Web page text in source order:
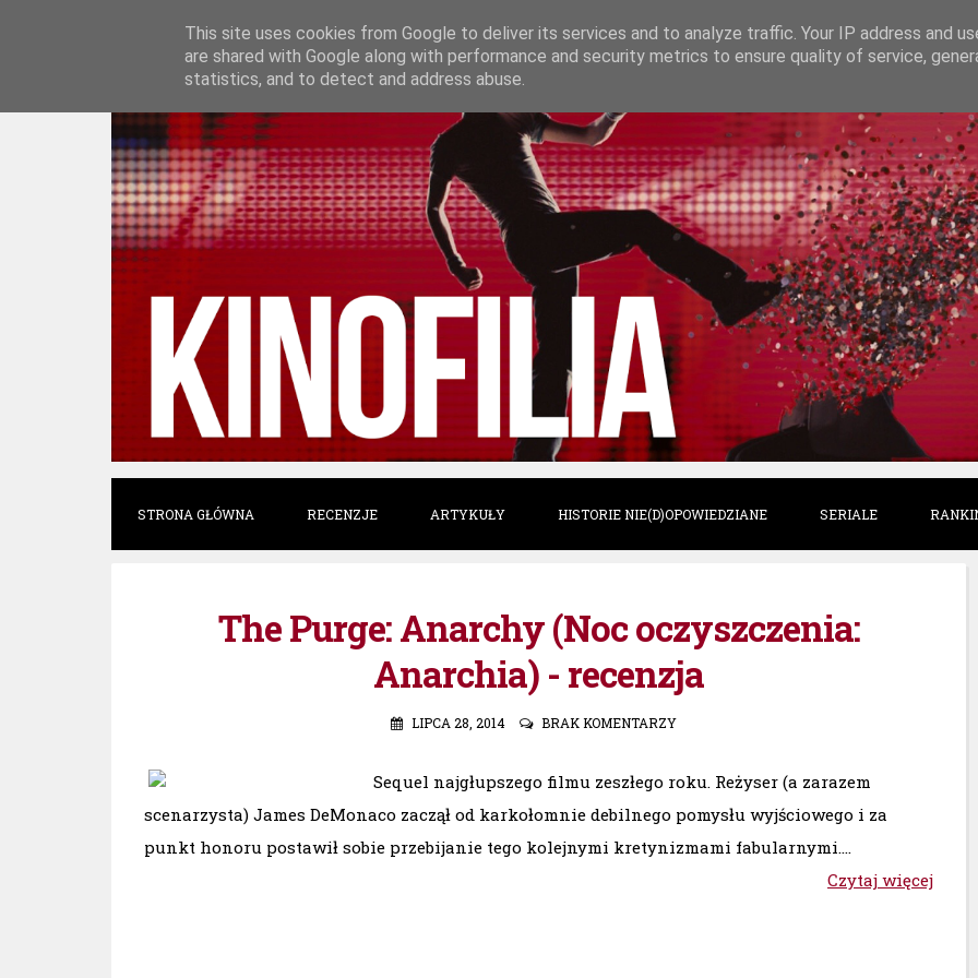
i
p
t
o
c
o
n
n
t
STRONA GŁÓWNA RECENZJE ARTYKUŁY HISTORIE NIE(D)OPOWIEDZIANE SERIALE
The Purge: Anarchy (Noc oczyszczenia:
Anarchia) - recenzja
LIPCA 28, 2014 BRAK KOMENTARZY
Sequel najgłupszego filmu zeszłego roku. Reżyser (a zarazem
scenarzysta) James DeMonaco zaczął od karkołomnie debilnego pomysłu wyjściowego i za
punkt honoru postawił sobie przebijanie tego kolejnymi kretynizmami fabularnymi....
Czytaj więcej
This site uses cookies from Google to deliver its services and to analyze traffic. Your IP address and
are shared with Google along with performance and security metrics to ensure quality of service,
statistics, and to detect and address abuse.